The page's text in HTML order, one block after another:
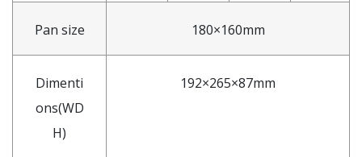
Pan size 180×160mm
Dimenti
ons(WD
H)
192×265×87mm